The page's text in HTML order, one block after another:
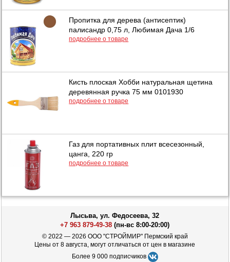
Пропитка для дерева (антисептик)
палисандр 0,75 л, Любимая Дача 1/6
подробнее о товаре
Кисть плоская Хобби натуральная щетина
деревянная ручка 75 мм 0101930
подробнее о товаре
Газ для портативных плит всесезонный,
цанга, 220 гр
подробнее о товаре
Лысьва, ул. Федосеева, 32
+7 963 879-49-38 (пн-вс 8:00-20:00)
© 2022 — 2026 ООО "СТРОЙМИР" Пермский край
Цены от 8 августа, могут отличаться от цен в магазине
Более 9 000 подписчиков